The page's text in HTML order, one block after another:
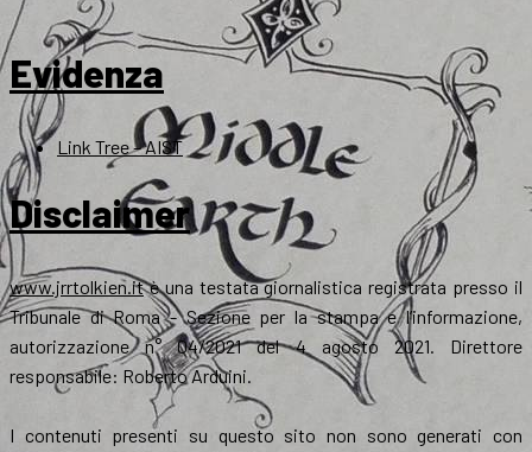
Evidenza
Link Tree – AIST
Disclaimer
www.jrrtolkien.itè una testata giornalistica registrata presso il
Tribunale di Roma - Sezione per la stampa e l’informazione,
autorizzazione n° 04/2021 del 4 agosto 2021. Direttore
responsabile: Roberto Arduini.
I contenuti presenti su questo sito non sono generati con